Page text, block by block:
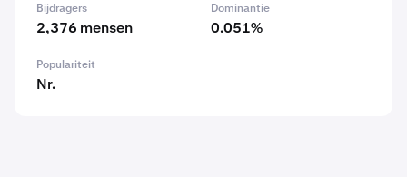
Bijdragers
2,376 mensen
Dominantie
0.051%
Populariteit
Nr.